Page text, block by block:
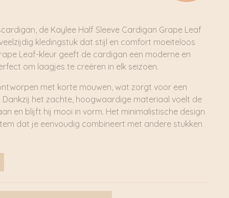
47,95.de Kaylee Half Sleeve Cardigan Grape Leaf
kledingstuk dat stijl en comfort moeiteloos
Leaf-kleur geeft de cardigan een moderne en
om laagjes te creëren in elk seizoen.
met korte mouwen, wat zorgt voor een
het zachte, hoogwaardige materiaal voelt de
en blijft hij mooi in vorm. Het minimalistische design
dat je eenvoudig combineert met andere stukken